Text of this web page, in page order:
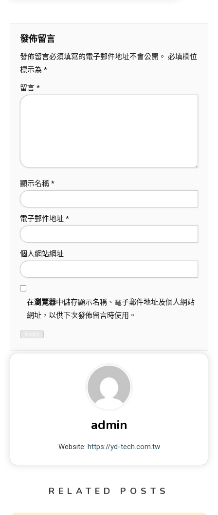
發佈留言
發佈留言必須填寫的電子郵件地址不會公開。 必填欄位
標示為 *
留言 *
顯示名稱 *
電子郵件地址 *
個人網站網址
在瀏覽器中儲存顯示名稱、電子郵件地址及個人網站
網址，以供下次發佈留言時使用。
admin
Website: https://yd-tech.com.tw
RELATED POSTS